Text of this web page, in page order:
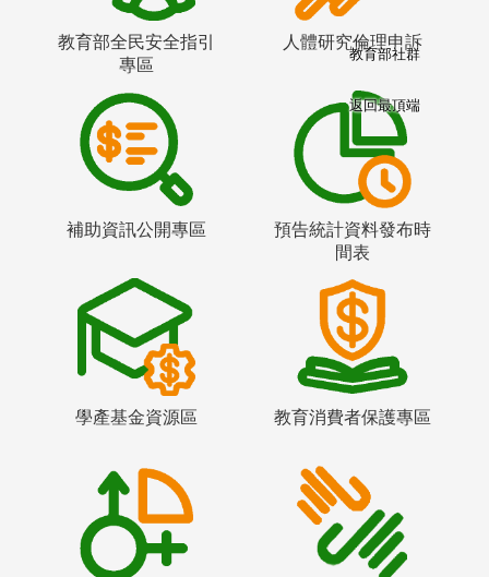
教育部全民安全指引
專區
人體研究倫理申訴
補助資訊公開專區
預告統計資料發布時
間表
學產基金資源區 教育消費者保護專區
教育部社群
返回最頂端